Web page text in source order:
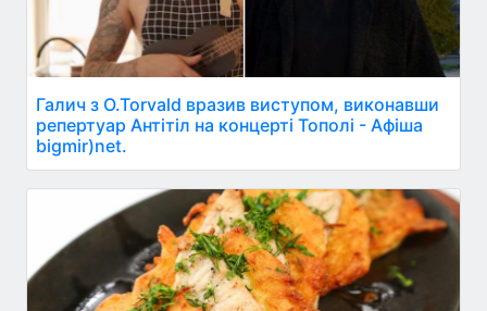
Галич з O.Torvald вразив виступом, виконавши
репертуар Антітіл на концерті Тополі - Афіша
bigmir)net.